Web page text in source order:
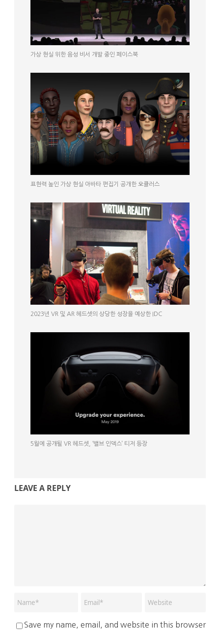
가상 현실 위한 음성 비서 개발 중인 페이스북
표현력 높인 가상 현실 아바타 편집기 공개한 오큘러스
2023년 VR 및 AR 헤드셋의 상당한 성장을 예상한 IDC
5월에 공개될 VR 헤드셋, ‘밸브 인덱스’ 티저 등장
LEAVE A REPLY
Save my name, email, and website in this browser